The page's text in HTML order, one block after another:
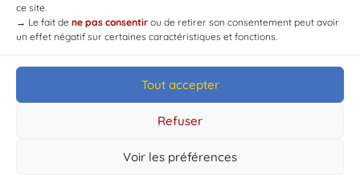
ce site.
→ Le fait de ne pas consentir ou de retirer son consentement peut avoir
un effet négatif sur certaines caractéristiques et fonctions.
Tout accepter
Refuser
Voir les préférences
© Mairie de Chaource [2004-2024] | Tous droits réservés.
Developed byWEB3-DESIGN